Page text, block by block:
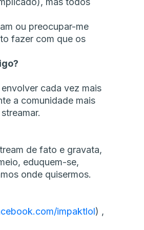
ou preocupar-me
fazer com que os
cada vez mais
a comunidade mais
de fato e gravata,
eduquem-se,
onde quisermos.
impaktlol) ,